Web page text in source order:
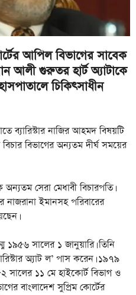
আপিল বিভাগের সাবেক
আলী গুরুতর হার্ট অ্যাটাকে
চিকিৎসাধীন
ব্যারিস্টার না‌জির আহমদ বিষয়‌টি
বিচার বিভাগের অন্যতম দীর্ঘ সময়ের
সেরা মেধাবী বিচারপতি।
নাজরানা ইমানসহ প‌রিবা‌রের
১৯৫৬ সালের ১ জানুয়ারি। তিনি
অ্যাট ল’ পাস করেন। ১৯৭৯
১১ মে হাইকোর্ট বিভাগ ও
বাংলাদেশ সুপ্রিম কোর্টের